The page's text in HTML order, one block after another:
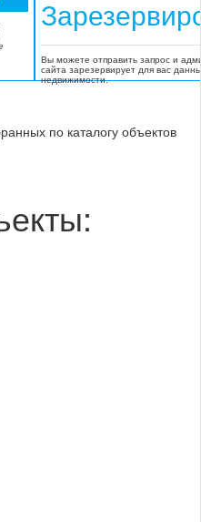
Вы можете отправить запрос и
сайта зарезервирует для вас
недвижимости.
по каталогу объектов